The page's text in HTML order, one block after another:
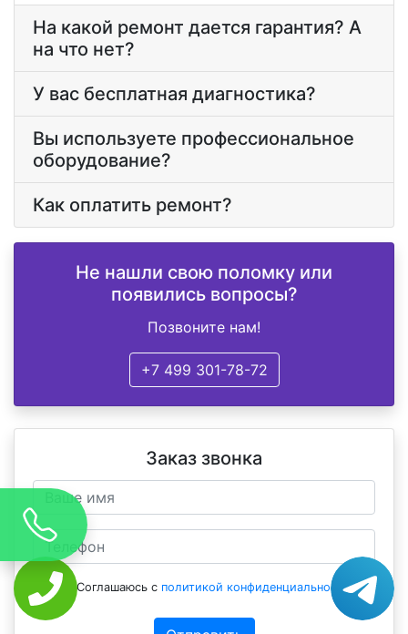
На какой ремонт дается гарантия? А
на что нет?
У вас бесплатная диагностика?
Вы используете профессиональное
оборудование?
Как оплатить ремонт?
Не нашли свою поломку или
появились вопросы?
Позвоните нам!
+7 499 301-78-72
Заказ звонка
Соглашаюсь с политикой конфиденциальности